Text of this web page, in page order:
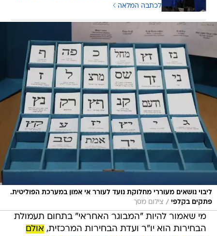
לכתבה המלאה
ליבוי נושאים מעוררי מחלוקת נועד לעורר אי אמון במערכת הפוליטית.
פתקים בקלפי / צילום מסך
מי שאמור להיות "המבוגר האחראי" בתחום תעמולת
הבחירות הוא יו"ר ועדת הבחירות המרכזית, אולם